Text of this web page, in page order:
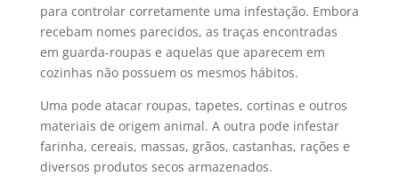
para controlar corretamente uma infestação. Embora
recebam nomes parecidos, as traças encontradas
em guarda-roupas e aquelas que aparecem em
cozinhas não possuem os mesmos hábitos.
Uma pode atacar roupas, tapetes, cortinas e outros
materiais de origem animal. A outra pode infestar
farinha, cereais, massas, grãos, castanhas, rações e
diversos produtos secos armazenados.